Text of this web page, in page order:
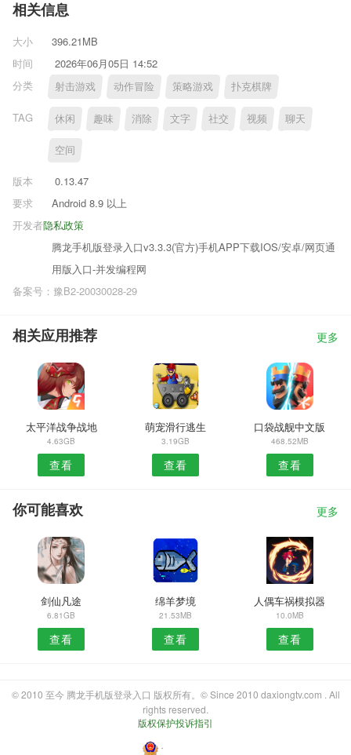
相关信息
大小
396.21MB
时间
2026年06月05日 14:52
分类
射击游戏 动作冒险 策略游戏 扑克棋牌
TAG 休闲 趣味 消除 文字 社交 视频 聊天
空间
版本
0.13.47
要求
Android 8.9 以上
隐私政策
开发者
腾龙手机版登录入口v3.3.3(官方)手机APP下载IOS/安卓/网页通
用版入口-并发编程网
备案号：豫B2-20030028-29
相关应用推荐 更多
太平洋战争战地
4.63GB
查看
萌宠滑行逃生
3.19GB
查看
口袋战舰中文版
468.52MB
查看
你可能喜欢 更多
剑仙凡途
6.81GB
查看
绵羊梦境
21.53MB
查看
人偶车祸模拟器
10.0MB
查看
© 2010 至今 腾龙手机版登录入口 版权所有。© Since 2010 daxiongtv.com . All
rights reserved.
版权保护投诉指引
・